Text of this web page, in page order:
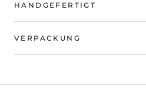
HANDGEFERTIGT
VERPACKUNG